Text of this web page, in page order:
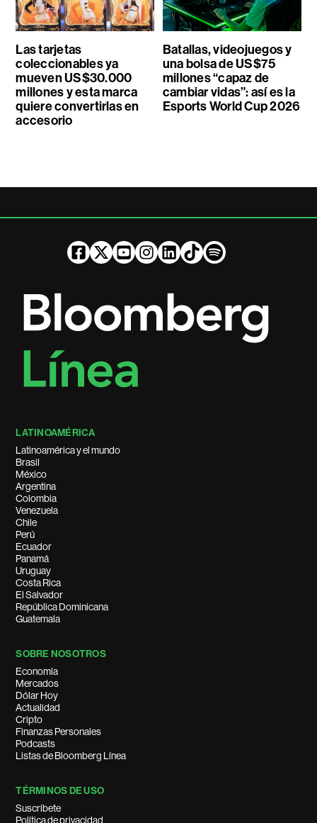
Las tarjetas
coleccionables ya
mueven US$30.000
millones y esta marca
quiere convertirlas en
accesorio
Batallas, videojuegos y
una bolsa de US$75
millones “capaz de
cambiar vidas”: así es la
Esports World Cup 2026
LATINOAMÉRICA
Latinoamérica y el mundo
Brasil
México
Argentina
Colombia
Venezuela
Chile
Perú
Ecuador
Panamá
Uruguay
Costa Rica
El Salvador
República Dominicana
Guatemala
SOBRE NOSOTROS
Economía
Mercados
Dólar Hoy
Actualidad
Cripto
Finanzas Personales
Podcasts
Listas de Bloomberg Línea
TÉRMINOS DE USO
Suscríbete
Política de privacidad